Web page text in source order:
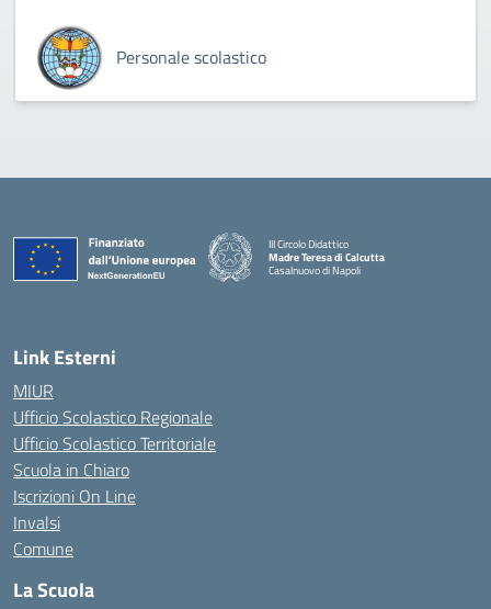
Personale scolastico
III Circolo Didattico
Madre Teresa di Calcutta
Casalnuovo di Napoli
— Visita la pagina iniziale della scuola
Link Esterni
MIUR
Ufficio Scolastico Regionale
Ufficio Scolastico Territoriale
Scuola in Chiaro
Iscrizioni On Line
Invalsi
Comune
La Scuola